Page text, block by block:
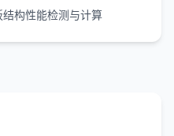
构性能检测与计算